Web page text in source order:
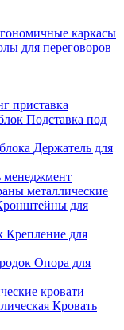
каркасы
для переговоров
приставка
Подставка под
Держатель для
менеджмент
металлические
для
Крепление для
Опора для
кровати
Кровать